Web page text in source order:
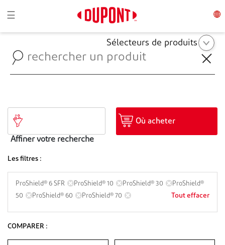
Toggle navigation
☰
Sélecteurs de produits
Affiner votre recherche
Où acheter
Les filtres :
ProShield® 6 SFR ProShield® 10 ProShield® 30
ProShield®
50
ProShield® 60 ProShield® 70 Tout effacer
COMPARER :